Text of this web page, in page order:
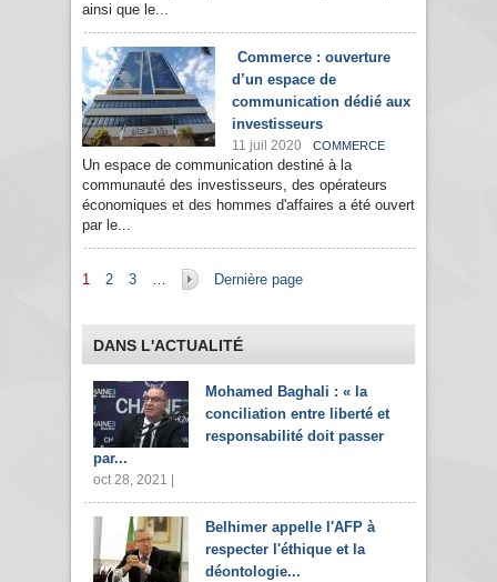
ainsi que le...
Commerce : ouverture
d’un espace de
communication dédié aux
investisseurs
11 juil 2020 COMMERCE
Un espace de communication destiné à la
communauté des investisseurs, des opérateurs
économiques et des hommes d'affaires a été ouvert
par le...
Pages
1 2 3 … Dernière page
DANS L'ACTUALITÉ
Mohamed Baghali : « la
conciliation entre liberté et
responsabilité doit passer
par...
oct 28, 2021 |
Belhimer appelle l'AFP à
respecter l'éthique et la
déontologie...